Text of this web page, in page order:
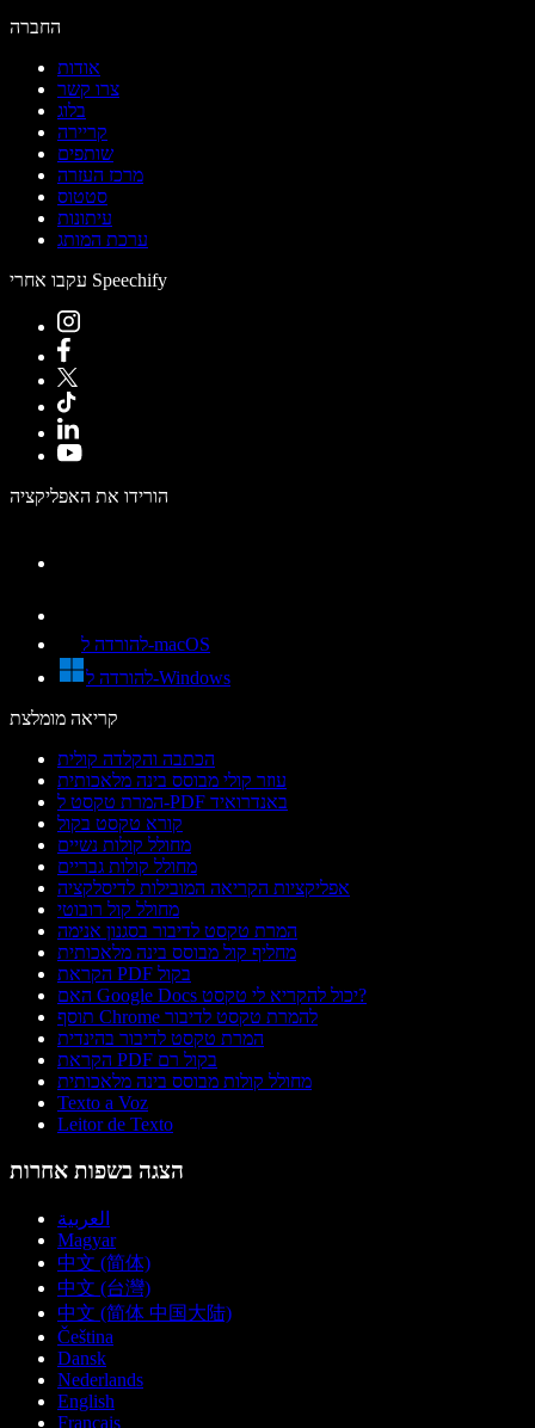
החברה
אודות
צרו קשר
בלוג
קריירה
שותפים
מרכז העזרה
סטטוס
עיתונות
ערכת המותג
עקבו אחרי Speechify
הורידו את האפליקציה
להורדה ל-macOS
להורדה ל-Windows
קריאה מומלצת
הכתבה והקלדה קולית
עוזר קולי מבוסס בינה מלאכותית
המרת טקסט ל-PDF באנדרואיד
קורא טקסט בקול
מחולל קולות נשיים
מחולל קולות גבריים
אפליקציות הקריאה המובילות לדיסלקציה
מחולל קול רובוטי
המרת טקסט לדיבור בסגנון אנימה
מחליף קול מבוסס בינה מלאכותית
הקראת PDF בקול
האם Google Docs יכול להקריא לי טקסט?
תוסף Chrome להמרת טקסט לדיבור
המרת טקסט לדיבור בהינדית
הקראת PDF בקול רם
מחולל קולות מבוסס בינה מלאכותית
Texto a Voz
Leitor de Texto
הצגה בשפות אחרות
العربية
Magyar
中文 (简体)
中文 (台灣)
中文 (简体 中国大陆)
Čeština
Dansk
Nederlands
English
Français